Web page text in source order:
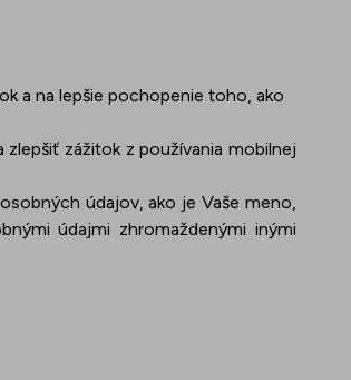
a na lepšie pochopenie toho, ako
zážitok z používania mobilnej
údajov, ako je Vaše meno,
údajmi zhromaždenými inými